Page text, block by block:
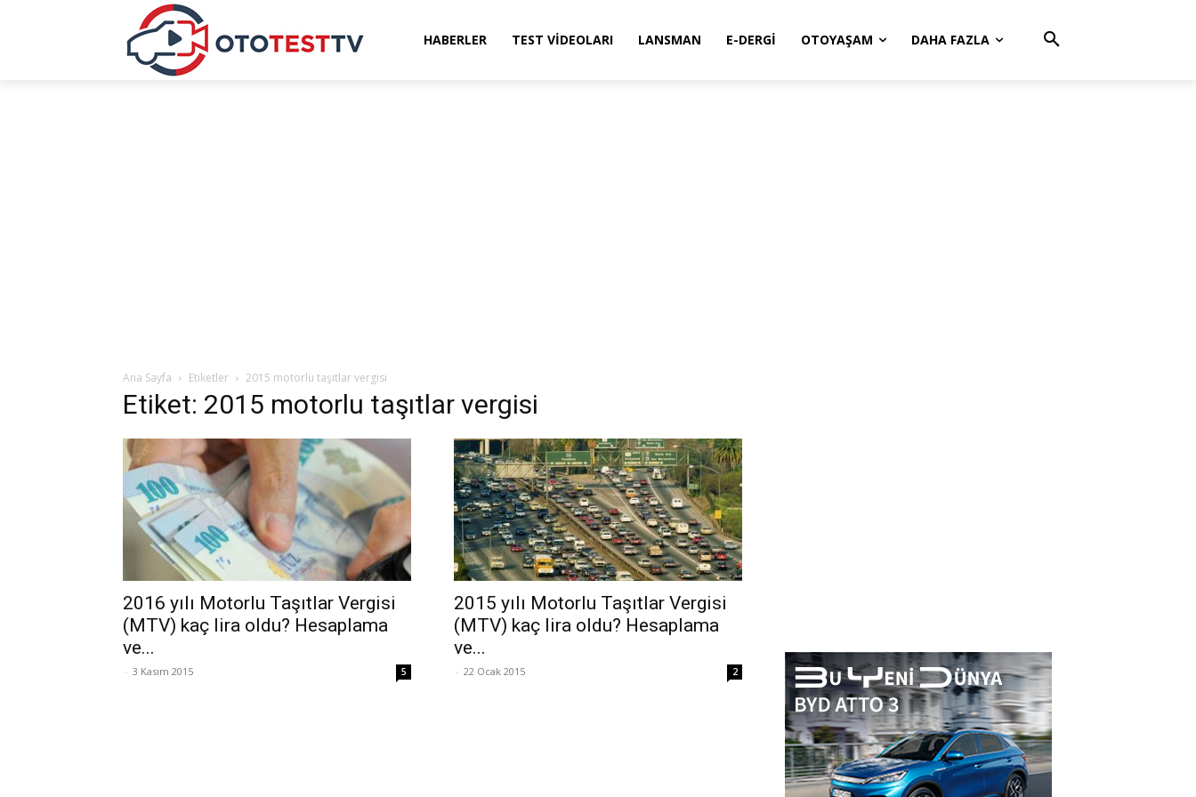
HABERLER TEST VIDEOLARI LANSMAN E-DERGI OTOYAŞAM DAHA FAZLA
Ana Sayfa Etiketler 2015 motorlu taşıtlar vergisi
Etiket: 2015 motorlu taşıtlar vergisi
2016 yılı Motorlu Taşıtlar Vergisi
(MTV) kaç lira oldu? Hesaplama
ve...
- 3 Kasım 2015 5
2015 yılı Motorlu Taşıtlar Vergisi
(MTV) kaç lira oldu? Hesaplama
ve...
- 22 Ocak 2015 2